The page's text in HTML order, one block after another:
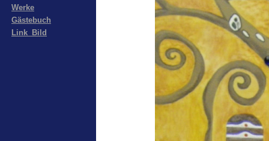
Werke
Gästebuch
Link_Bild